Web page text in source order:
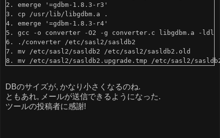
2. emerge '=gdbm-1.8.3-r3'
3. cp /usr/lib/libgdbm.a .
4. emerge '=gdbm-1.8.3-r4'
5. gcc -o converter -O2 -g converter.c libgdbm.a -ldl
6. ./converter /etc/sasl2/sasldb2
7. mv /etc/sasl2/sasldb2 /etc/sasl2/sasldb2.old
DBのサイズが, かなり小さくなるのね.
ともあれ, メールが送信できるようになった.
ツールの投稿者に感謝!